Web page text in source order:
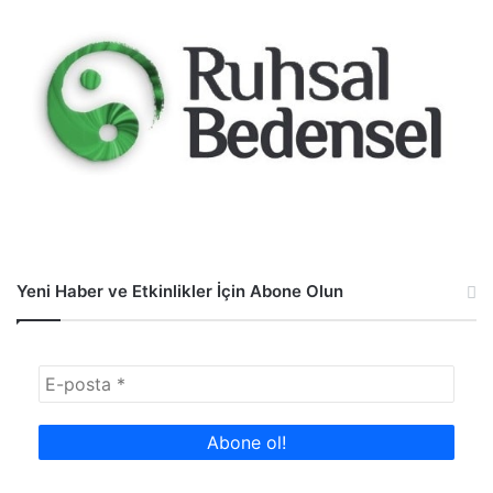
Yeni Haber ve Etkinlikler İçin Abone Olun